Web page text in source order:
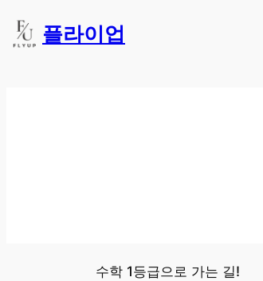
플라이업
수학 1등급으로 가는 길!